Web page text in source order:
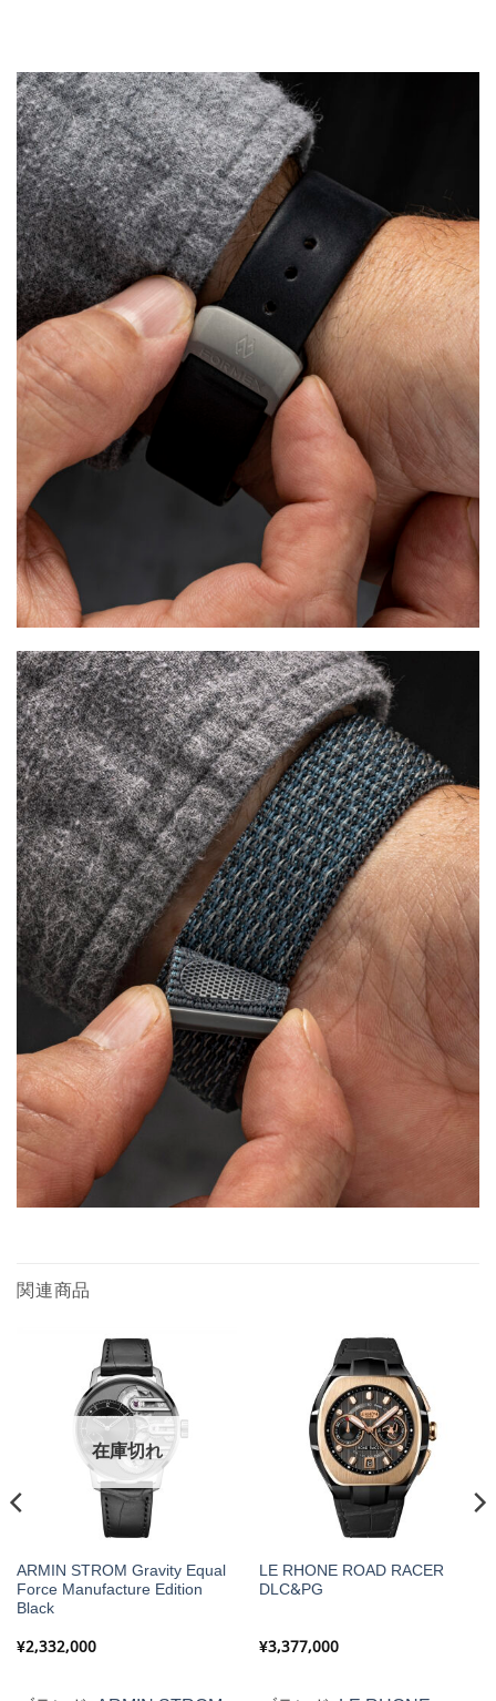
関連商品
在庫切れ
ARMIN STROM Gravity Equal
Force Manufacture Edition
Black
¥2,332,000
LE RHONE ROAD RACER
DLC&PG
¥3,377,000